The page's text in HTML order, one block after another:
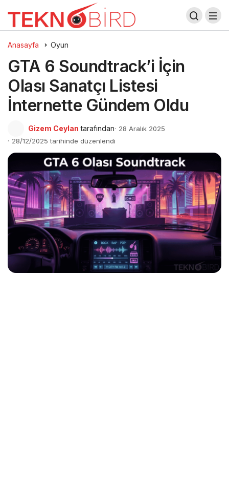
Anasayfa Oyun
GTA 6 Soundtrack’i İçin
Olası Sanatçı Listesi
İnternette Gündem Oldu
Gizem Ceylan tarafından
28 Aralık 2025
28/12/2025 tarihinde düzenlendi